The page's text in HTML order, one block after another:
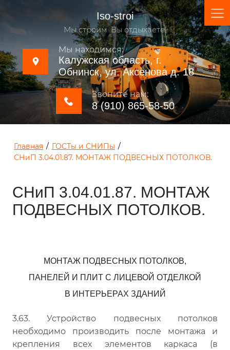
Iso-stroi
Мы строим. Вы отдыхаете!
Мы находимся:
Калужская область, г.
Обнинск, ул. Аксенова д. 18
Звоните нам:
8 (910) 865-58-50
Главная / ГОСТы и СНИПы /
СНиП 3.04.01.87. МОНТАЖ ПОДВЕСНЫХ ПОТОЛКОВ.
СНиП 3.04.01.87. МОНТАЖ
ПОДВЕСНЫХ ПОТОЛКОВ.
МОНТАЖ ПОДВЕСНЫХ ПОТОЛКОВ,
ПАНЕЛЕЙ И ПЛИТ С ЛИЦЕВОЙ ОТДЕЛКОЙ
В ИНТЕРЬЕРАХ ЗДАНИЙ
3.63. Устройство подвесных потолков
необходимо производить после монтажа и
крепления всех элементов каркаса (в